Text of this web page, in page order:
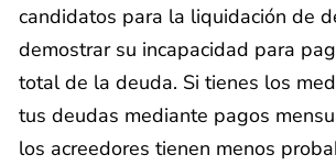
candidatos para la liquidación de
demostrar su incapacidad para
total de la deuda. Si tienes los
tus deudas mediante pagos
los acreedores tienen menos